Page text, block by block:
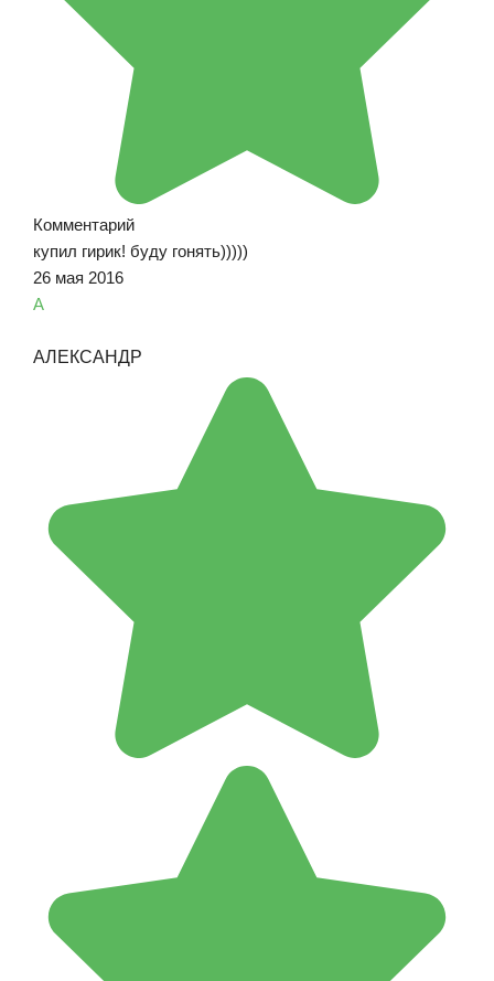
Комментарий
купил гирик! буду гонять)))))
26 мая 2016
А
АЛЕКСАНДР